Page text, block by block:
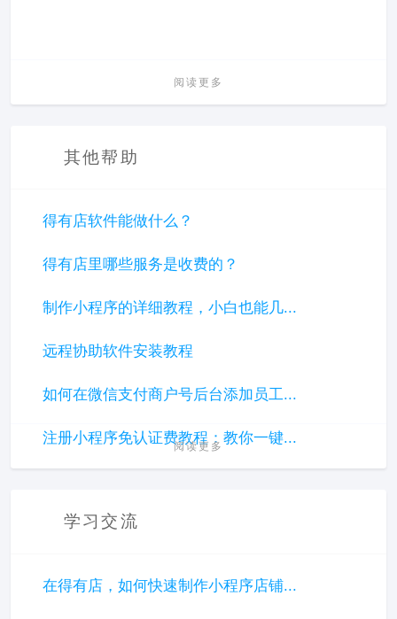
阅读更多
其他帮助
得有店软件能做什么？
得有店里哪些服务是收费的？
制作小程序的详细教程，小白也能几...
远程协助软件安装教程
如何在微信支付商户号后台添加员工...
注册小程序免认证费教程：教你一键...
阅读更多
学习交流
在得有店，如何快速制作小程序店铺...